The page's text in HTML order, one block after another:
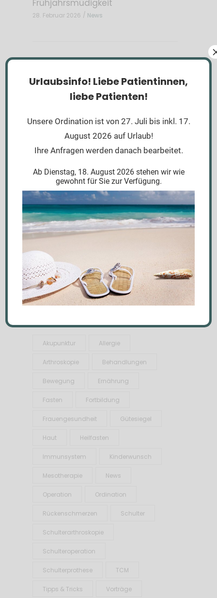
Frühjahrsmüdigkeit
28. Februar 2026 News
Nächster Post
Weitere Beiträge
[mkdf_blog_list widget_title='Weitere
Beiträge' number_of_posts='5'
space_between_columns='normal'
order_by='date' order='DESC'
category='news' title_tag='h5'
image_size='thumbnail'
post_info_section='yes'
number_of_columns='1' type='simple' ]
Akupunktur Allergie
Arthroskopie Behandlungen
Bewegung Ernährung
Fasten Fortbildung
Frauengesundheit Gütesiegel
Haut Heilfasten
Immunsystem Kinderwunsch
Mesotherapie News
Operation Ordination
Rückenschmerzen Schulter
Schulterarthroskopie
Schulteroperation
Schulterprothese TCM
Tipps & Tricks Vorträge
Urlaubsinfo! Liebe Patientinnen,
liebe Patienten!
Unsere Ordination ist von 27. Juli bis inkl. 17.
August 2026 auf Urlaub!
Ihre Anfragen werden danach bearbeitet.
Ab Dienstag, 18. August 2026 stehen wir wie
gewohnt für Sie zur Verfügung.